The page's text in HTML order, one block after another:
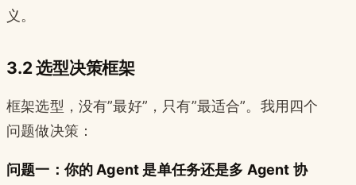
义。
3.2 选型决策框架
框架选型，没有”最好”，只有”最适合”。我用四个
问题做决策：
问题一：你的 Agent 是单任务还是多 Agent 协